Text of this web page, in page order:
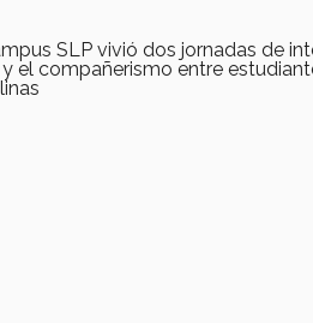
SLP vivió dos jornadas de
el compañerismo entre